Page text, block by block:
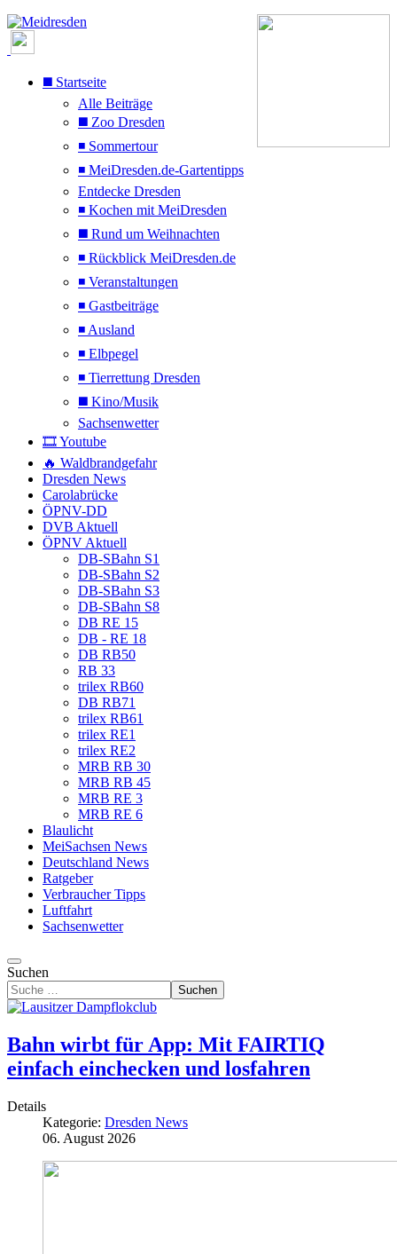
◼️ Startseite
Alle Beiträge
◼️ Zoo Dresden
◾ Sommertour
◾ MeiDresden.de-Gartentipps
Entdecke Dresden
◾ Kochen mit MeiDresden
◼️ Rund um Weihnachten
◾ Rückblick MeiDresden.de
◾ Veranstaltungen
◾ Gastbeiträge
◾ Ausland
◾ Elbpegel
◾ Tierrettung Dresden
◼️ Kino/Musik
Sachsenwetter
🎞️ Youtube
🔥 Waldbrandgefahr
Dresden News
Carolabrücke
ÖPNV-DD
DVB Aktuell
ÖPNV Aktuell
DB-SBahn S1
DB-SBahn S2
DB-SBahn S3
DB-SBahn S8
DB RE 15
DB - RE 18
DB RB50
RB 33
trilex RB60
DB RB71
trilex RB61
trilex RE1
trilex RE2
MRB RB 30
MRB RB 45
MRB RE 3
MRB RE 6
Blaulicht
MeiSachsen News
Deutschland News
Ratgeber
Verbraucher Tipps
Luftfahrt
Sachsenwetter
Suchen
Suchen
Bahn wirbt für App: Mit FAIRTIQ
einfach einchecken und losfahren
Details
Kategorie: Dresden News
06. August 2026